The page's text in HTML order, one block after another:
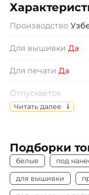
Производство
Для вышивки Да
Для печати Да
Отпускается
Изделия
выбору размеров.
Цвет Белый
Плотность 190 г/м2
Читать далее
Подборки
белые под
для вышивки